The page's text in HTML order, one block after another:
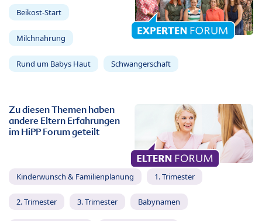
Beikost-Start
Milchnahrung
Rund um Babys Haut Schwangerschaft
Zu diesen Themen haben
andere Eltern Erfahrungen
im HiPP Forum geteilt
Kinderwunsch & Familienplanung 1. Trimester
2. Trimester 3. Trimester Babynamen